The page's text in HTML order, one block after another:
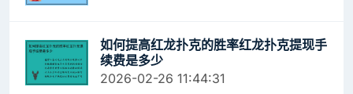
如何提高红龙扑克的胜率红龙扑克提现手
续费是多少
2026-02-26 11:44:31